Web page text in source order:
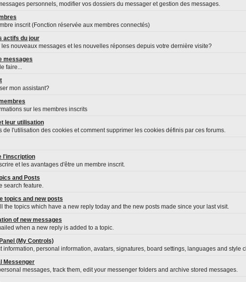
personnels, modifier vos dossiers du messager et gestion des messages.
inscrit (Fonction réservée aux membres connectés)
actifs du jour
nouveaux messages et les nouvelles réponses depuis votre dernière visite?
messages
faire...
mon assistant?
sur les membres inscrits
leur utilisation
de l'utilisation des cookies et comment supprimer les cookies définis par ces forums.
l'inscription
et les avantages d'être un membre inscrit.
and Posts
search feature.
topics and new posts
the topics which have a new reply today and the new posts made since your last visit.
of new messages
when a new reply is added to a topic.
(My Controls)
information, personal information, avatars, signatures, board settings, languages and style
Messenger
messages, track them, edit your messenger folders and archive stored messages.